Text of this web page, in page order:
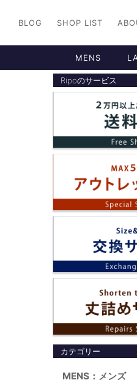
BLOG SHOP LIST
MENS
Ripoのサービス
カテゴリー
MENS：メンズ